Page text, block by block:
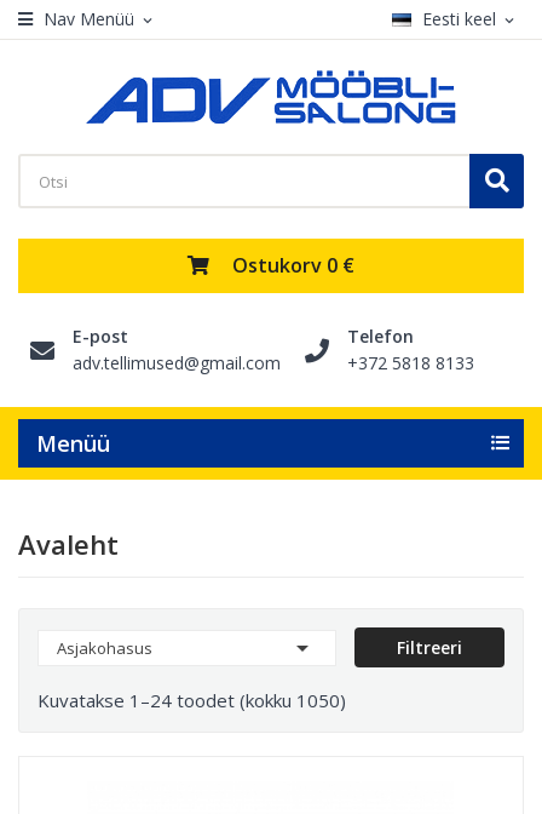
Nav Menüü expand_more Eesti keel expand_more
Ostukorv 0 €
E-post
adv.tellimused@gmail.com
Telefon
+372 5818 8133
Menüü
Avaleht
Asjakohasus  Filtreeri
Kuvatakse 1–24 toodet (kokku 1050)